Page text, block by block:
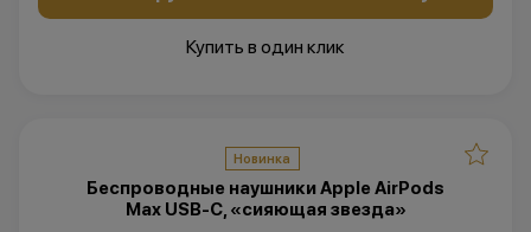
Купить в один клик
Новинка
Беспроводные наушники Apple AirPods
Max USB-C, «сияющая звезда»